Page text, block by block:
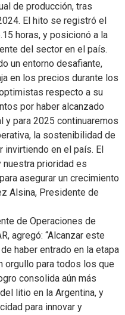
de producción, tras
El hito se registró el
horas, y posicionó a la
del sector en el país.
un entorno desafiante,
en los precios durante los
respecto a su
por haber alcanzado
y para 2025 continuaremos
la sostenibilidad de
invirtiendo en el país. El
nuestra prioridad es
asegurar un crecimiento
Alsina, Presidente de
de Operaciones de
agregó: “Alcanzar este
haber entrado en la etapa
orgullo para todos los que
consolida aún más
litio en la Argentina, y
para innovar y